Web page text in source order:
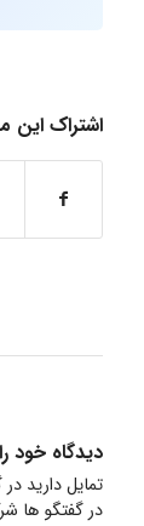
اشتراک این
دیدگاه خود
تمایل دارید
در گفتگو ها